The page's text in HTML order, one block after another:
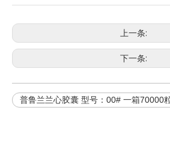
上一条:
下一条:
普鲁兰兰心胶囊 型号：00# 一箱70000